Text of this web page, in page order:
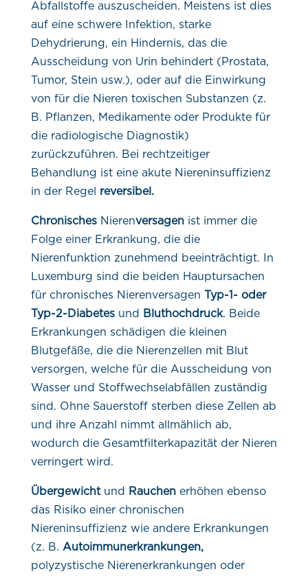
Abfallstoffe auszuscheiden. Meistens ist dies
auf eine schwere Infektion, starke
Dehydrierung, ein Hindernis, das die
Ausscheidung von Urin behindert (Prostata,
Tumor, Stein usw.), oder auf die Einwirkung
von für die Nieren toxischen Substanzen (z.
B. Pflanzen, Medikamente oder Produkte für
die radiologische Diagnostik)
zurückzuführen. Bei rechtzeitiger
Behandlung ist eine akute Niereninsuffizienz
in der Regel reversibel.
ChronischesNierenversagenist immer die
Folge einer Erkrankung, die die
Nierenfunktion zunehmend beeinträchtigt. In
Luxemburg sind die beiden Hauptursachen
für chronisches Nierenversagen Typ-1- oder
Typ-2-Diabetesund Bluthochdruck. Beide
Erkrankungen schädigen die kleinen
Blutgefäße, die die Nierenzellen mit Blut
versorgen, welche für die Ausscheidung von
Wasser und Stoffwechselabfällen zuständig
sind. Ohne Sauerstoff sterben diese Zellen ab
und ihre Anzahl nimmt allmählich ab,
wodurch die Gesamtfilterkapazität der Nieren
verringert wird.
Übergewichtund Rauchenerhöhen ebenso
das Risiko einer chronischen
Niereninsuffizienz wie andere Erkrankungen
(z. B. Autoimmunerkrankungen,
polyzystische Nierenerkrankungen oder